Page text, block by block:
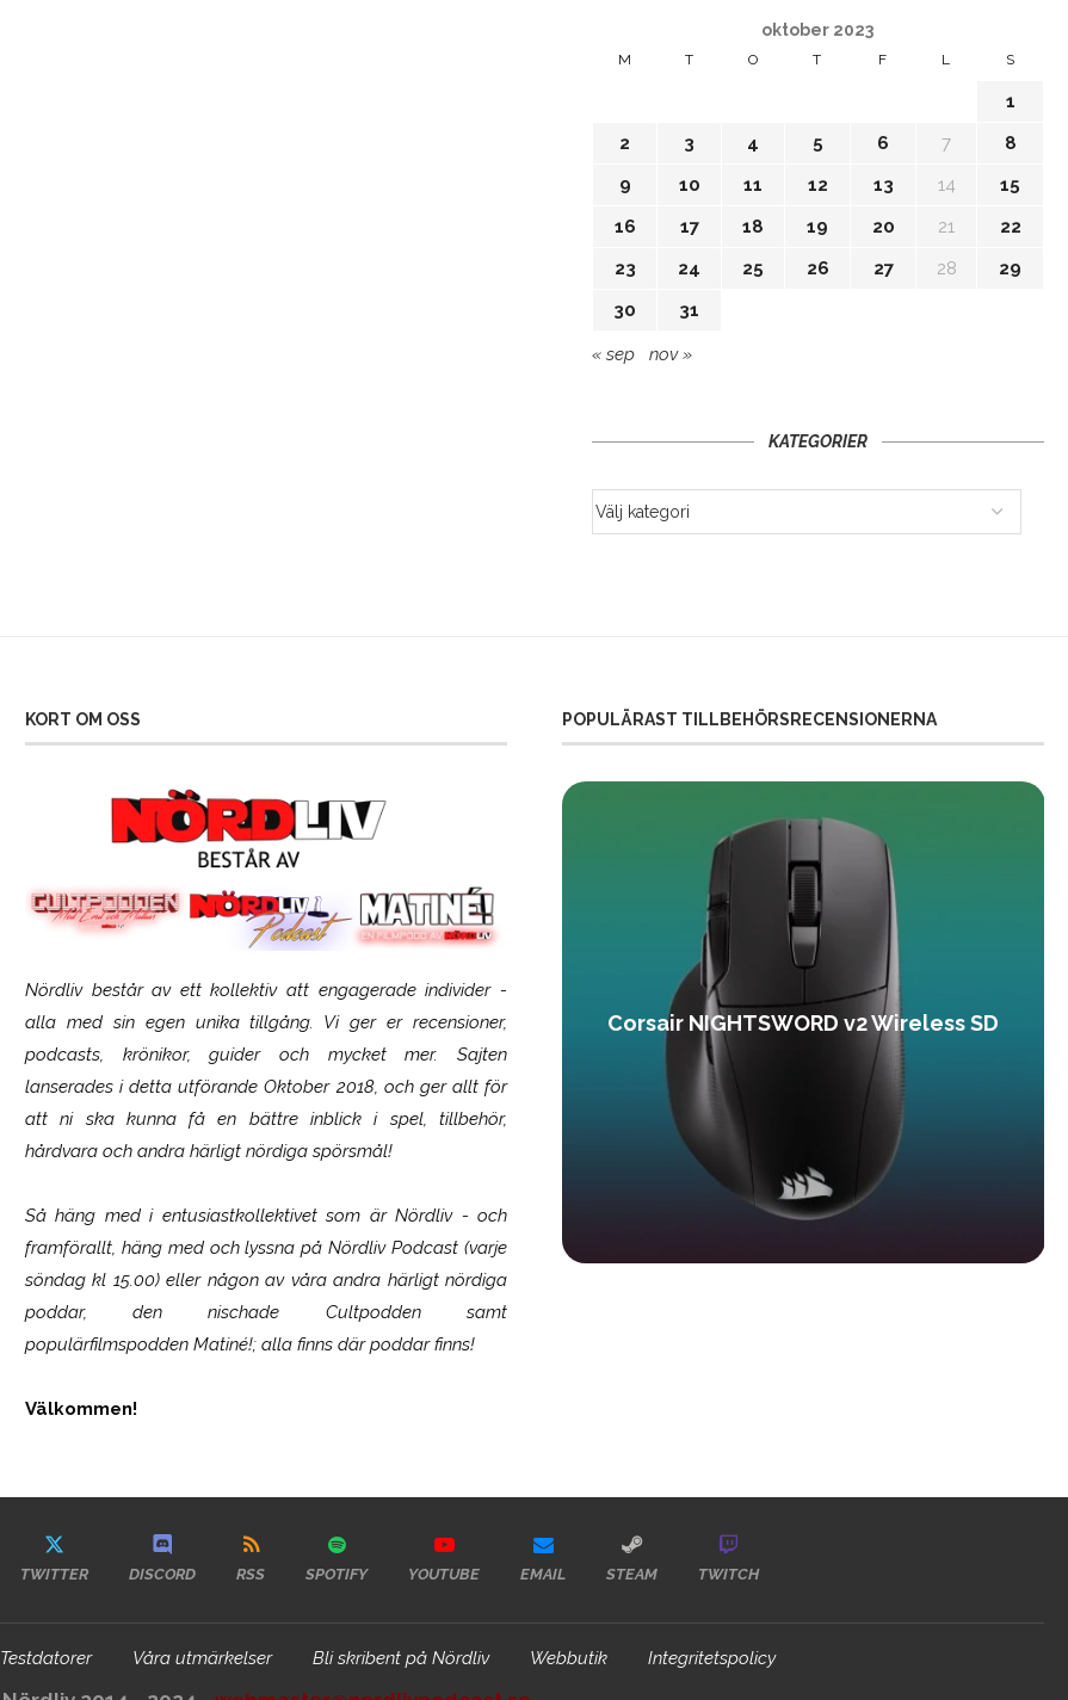
oktober 2023
M T O T F L S
1
2
3 4 5 6 7
8
9
10 11 12 13 14
15
16
17 18 19 20 21
22
23
24 25 26 27 28
29
30
31
« sep nov »
KATEGORIER
KORT OM OSS
Nördliv består av ett kollektiv att engagerade individer -
alla med sin egen unika tillgång. Vi ger er recensioner,
podcasts, krönikor, guider och mycket mer. Sajten
lanserades i detta utförande Oktober 2018, och ger allt för
att ni ska kunna få en bättre inblick i spel, tillbehör,
hårdvara och andra härligt nördiga spörsmål!
Så häng med i entusiastkollektivet som ärNördliv- och
framförallt, häng med och lyssna på Nördliv Podcast (varje
söndag kl 15.00) eller någon av våra andra härligt nördiga
poddar, den nischade Cultpodden samt
populärfilmspodden Matiné!; alla finns där poddar finns!
Välkommen!
POPULÄRAST TILLBEHÖRSRECENSIONERNA
SCUF Gaming Omega Corsair NIGHTSWORD v2 Wireless SD
TWITTER DISCORD RSS SPOTIFY YOUTUBE EMAIL STEAM TWITCH
Testdatorer Våra utmärkelser Bli skribent på Nördliv Webbutik Integritetspolicy